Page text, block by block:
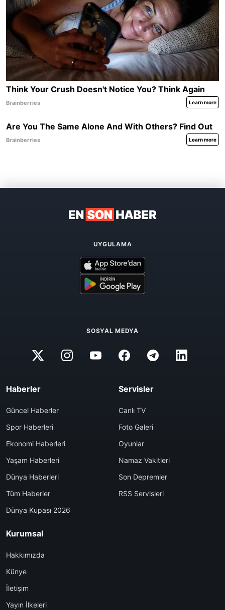
UYGULAMA
SOSYAL MEDYA
Haberler
Güncel Haberler
Spor Haberleri
Ekonomi Haberleri
Yaşam Haberleri
Dünya Haberleri
Tüm Haberler
Dünya Kupası 2026
Servisler
Canlı TV
Foto Galeri
Oyunlar
Namaz Vakitleri
Son Depremler
RSS Servisleri
Kurumsal
Hakkımızda
Künye
İletişim
Yayın İlkeleri